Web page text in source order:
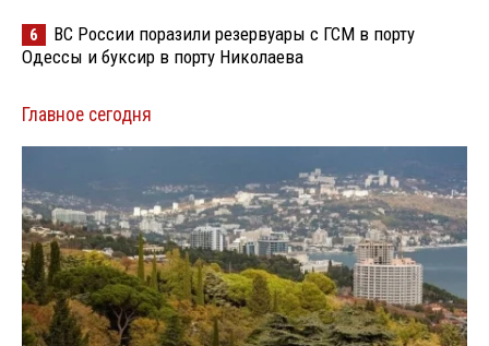
6
ВС России поразили резервуары с ГСМ в порту
Одессы и буксир в порту Николаева
Главное сегодня